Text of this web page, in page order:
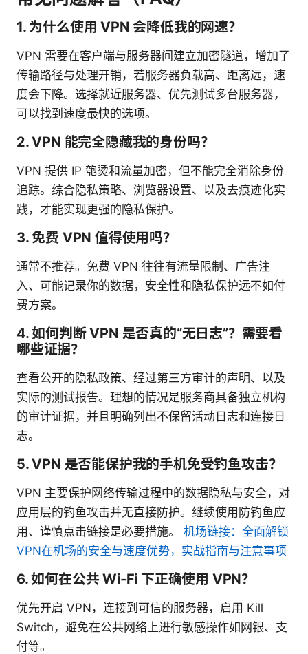
1. 为什么使用 VPN 会降低我的网速？
VPN 需要在客户端与服务器间建立加密隧道，增加了
传输路径与处理开销，若服务器负载高、距离远，速
度会下降。选择就近服务器、优先测试多台服务器，
可以找到速度最快的选项。
2. VPN 能完全隐藏我的身份吗？
VPN 提供 IP 匏烫和流量加密，但不能完全消除身份
追踪。综合隐私策略、浏览器设置、以及去痕迹化实
践，才能实现更强的隐私保护。
3. 免费 VPN 值得使用吗？
通常不推荐。免费 VPN 往往有流量限制、广告注
入、可能记录你的数据，安全性和隐私保护远不如付
费方案。
4. 如何判断 VPN 是否真的“无日志”？需要看
哪些证据？
查看公开的隐私政策、经过第三方审计的声明、以及
实际的测试报告。理想的情况是服务商具备独立机构
的审计证据，并且明确列出不保留活动日志和连接日
志。
5. VPN 是否能保护我的手机免受钓鱼攻击？
VPN 主要保护网络传输过程中的数据隐私与安全，对
应用层的钓鱼攻击并无直接防护。继续使用防钓鱼应
用、谨慎点击链接是必要措施。 机场链接：全面解锁
VPN在机场的安全与速度优势，实战指南与注意事项
6. 如何在公共 Wi-Fi 下正确使用 VPN？
优先开启 VPN，连接到可信的服务器，启用 Kill
Switch，避免在公共网络上进行敏感操作如网银、支
付等。